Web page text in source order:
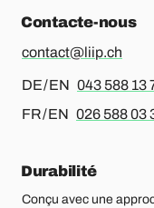
Contacte-nous
contact@liip.ch
DE / EN Pour
043 588 13
FR / EN Pour le
026 588 03
Durabilité
Conçu avec une